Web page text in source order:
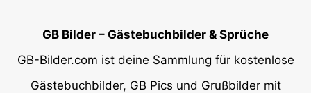
GB Bilder – Gästebuchbilder & Sprüche
GB-Bilder.com ist deine Sammlung für kostenlose
Gästebuchbilder, GB Pics und Grußbilder mit